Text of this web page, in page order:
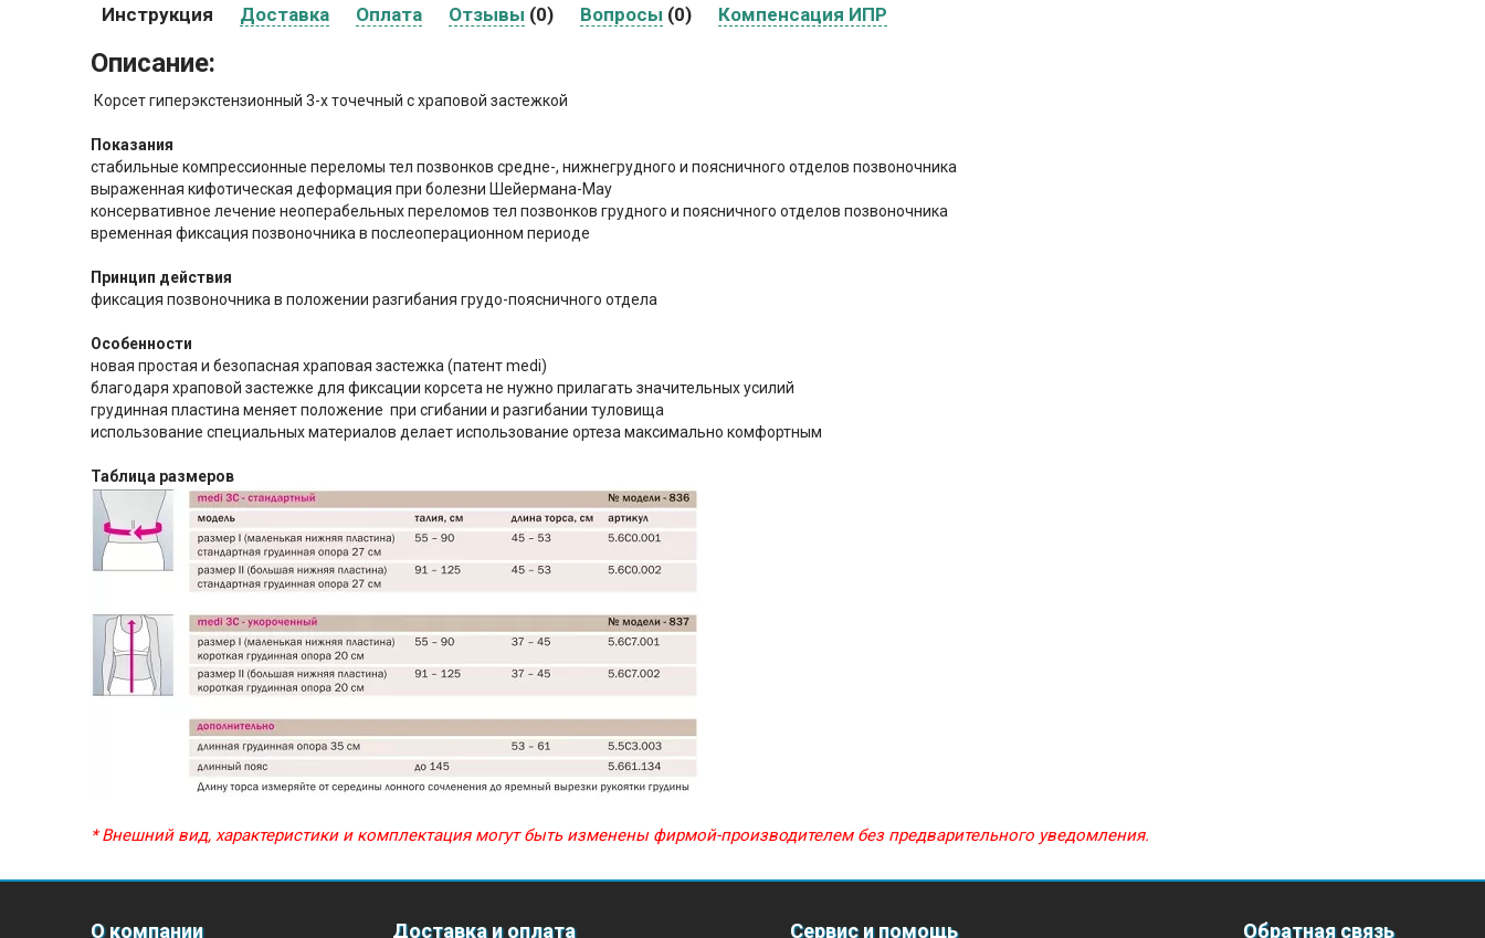
Инструкция Доставка Оплата Отзывы (0) Вопросы (0) Компенсация ИПР
Описание:
Корсет гиперэкстензионный 3-х точечный с храповой застежкой
Показания
стабильные компрессионные переломы тел позвонков средне-, нижнегрудного и поясничного отделов позвоночника
выраженная кифотическая деформация при болезни Шейермана-Мау
консервативное лечение неоперабельных переломов тел позвонков грудного и поясничного отделов позвоночника
временная фиксация позвоночника в послеоперационном периоде
Принцип действия
фиксация позвоночника в положении разгибания грудо-поясничного отдела
Особенности
новая простая и безопасная храповая застежка (патент medi)
благодаря храповой застежке для фиксации корсета не нужно прилагать значительных усилий
грудинная пластина меняет положение при сгибании и разгибании туловища
использование специальных материалов делает использование ортеза максимально комфортным
Таблица размеров
* Внешний вид, характеристики и комплектация могут быть изменены фирмой-производителем без предварительного уведомления.
О компании Доставка и оплата Сервис и помощь Обратная связь